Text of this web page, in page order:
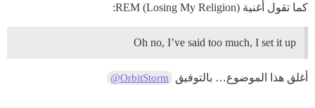
كما تقول أغنية REM (Losing My Religion):
Oh no, I’ve said too much, I set it up
أغلق هذا الموضوع… بالتوفيق @OrbitStorm